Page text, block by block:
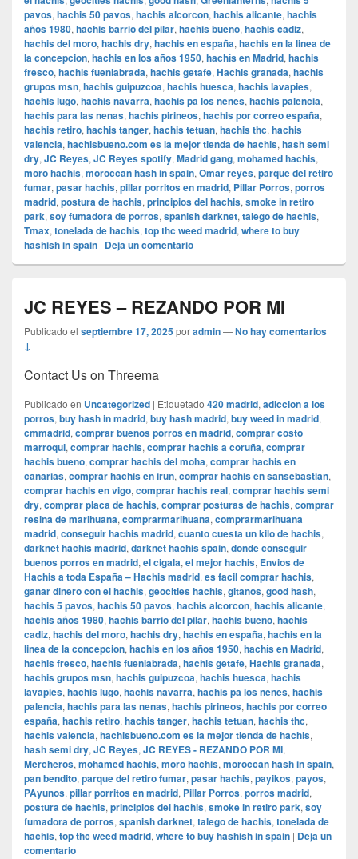
pavos, hachis 50 pavos, hachis alcorcon, hachis alicante, hachis
años 1980, hachis barrio del pilar, hachis bueno, hachis cadiz,
hachis del moro, hachis dry, hachis en españa, hachis en la linea de
la concepcion, hachis en los años 1950, hachís en Madrid, hachis
fresco, hachis fuenlabrada, hachis getafe, Hachis granada, hachis
grupos msn, hachis guipuzcoa, hachis huesca, hachis lavapies,
hachis lugo, hachis navarra, hachis pa los nenes, hachis palencia,
hachis para las nenas, hachis pirineos, hachis por correo españa,
hachis retiro, hachis tanger, hachis tetuan, hachis thc, hachis
valencia, hachisbueno.com es la mejor tienda de hachis, hash semi
dry, JC Reyes, JC Reyes spotify, Madrid gang, mohamed hachis,
moro hachis, moroccan hash in spain, Omar reyes, parque del retiro
fumar, pasar hachis, pillar porritos en madrid, Pillar Porros, porros
madrid, postura de hachis, principios del hachis, smoke in retiro
park, soy fumadora de porros, spanish darknet, talego de hachis,
Tmax, tonelada de hachis, top thc weed madrid, where to buy
hashish in spain | Deja un comentario
JC REYES – REZANDO POR MI
Publicado el septiembre 17, 2025poradmin—No hay comentarios
↓
Contact Us on Threema
Publicado en Uncategorized | Etiquetado 420 madrid, adiccion a los
porros, buy hash in madrid, buy hash madrid, buy weed in madrid,
cmmadrid, comprar buenos porros en madrid, comprar costo
marroqui, comprar hachis, comprar hachis a coruña, comprar
hachis bueno, comprar hachis del moha, comprar hachis en
canarias, comprar hachis en irun, comprar hachis en sansebastian,
comprar hachis en vigo, comprar hachis real, comprar hachis semi
dry, comprar placa de hachis, comprar posturas de hachis, comprar
resina de marihuana, comprarmarihuana, comprarmarihuana
madrid, conseguir hachis madrid, cuanto cuesta un kilo de hachis,
darknet hachis madrid, darknet hachis spain, donde conseguir
buenos porros en madrid, el cigala, el mejor hachis, Envios de
Hachis a toda España – Hachis madrid, es facil comprar hachis,
ganar dinero con el hachis, geocities hachis, gitanos, good hash,
hachis 5 pavos, hachis 50 pavos, hachis alcorcon, hachis alicante,
hachis años 1980, hachis barrio del pilar, hachis bueno, hachis
cadiz, hachis del moro, hachis dry, hachis en españa, hachis en la
linea de la concepcion, hachis en los años 1950, hachís en Madrid,
hachis fresco, hachis fuenlabrada, hachis getafe, Hachis granada,
hachis grupos msn, hachis guipuzcoa, hachis huesca, hachis
lavapies, hachis lugo, hachis navarra, hachis pa los nenes, hachis
palencia, hachis para las nenas, hachis pirineos, hachis por correo
españa, hachis retiro, hachis tanger, hachis tetuan, hachis thc,
hachis valencia, hachisbueno.com es la mejor tienda de hachis,
hash semi dry, JC Reyes, JC REYES - REZANDO POR MI,
Mercheros, mohamed hachis, moro hachis, moroccan hash in spain,
pan bendito, parque del retiro fumar, pasar hachis, payikos, payos,
PAyunos, pillar porritos en madrid, Pillar Porros, porros madrid,
postura de hachis, principios del hachis, smoke in retiro park, soy
fumadora de porros, spanish darknet, talego de hachis, tonelada de
hachis, top thc weed madrid, where to buy hashish in spain | Deja un
comentario